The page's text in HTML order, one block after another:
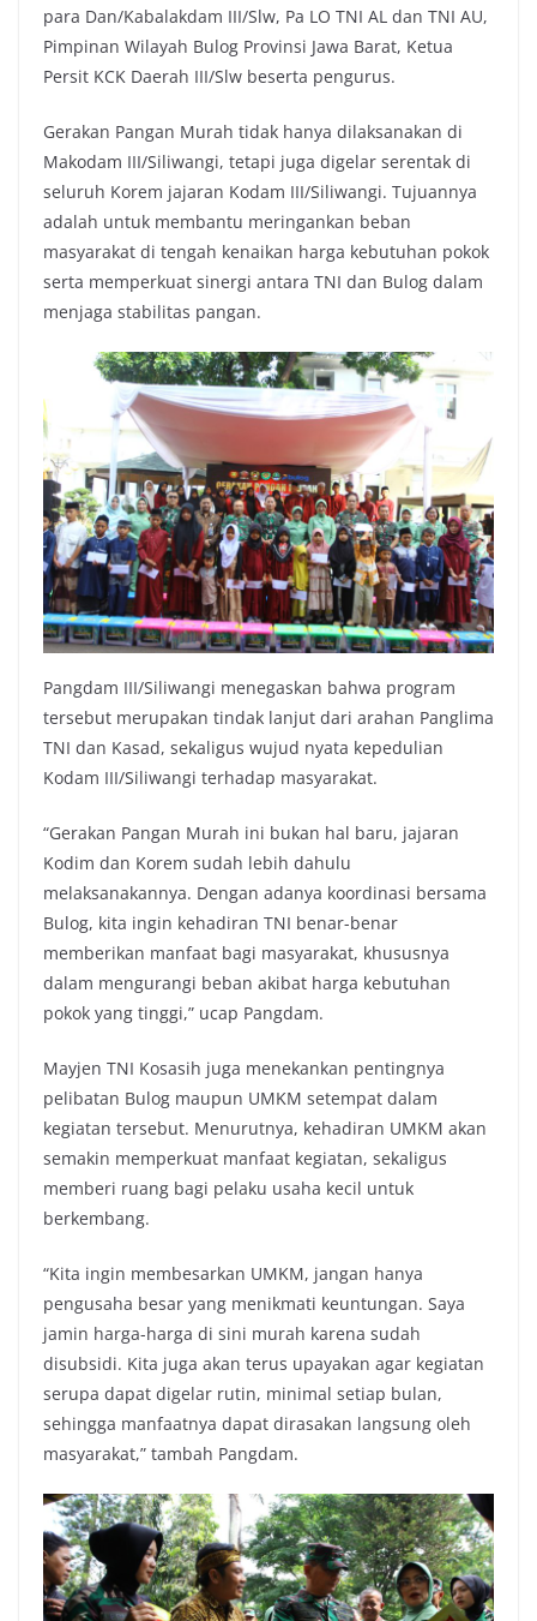
para Dan/Kabalakdam III/Slw, Pa LO TNI AL dan TNI AU,
Pimpinan Wilayah Bulog Provinsi Jawa Barat, Ketua
Persit KCK Daerah III/Slw beserta pengurus.
Gerakan Pangan Murah tidak hanya dilaksanakan di
Makodam III/Siliwangi, tetapi juga digelar serentak di
seluruh Korem jajaran Kodam III/Siliwangi. Tujuannya
adalah untuk membantu meringankan beban
masyarakat di tengah kenaikan harga kebutuhan pokok
serta memperkuat sinergi antara TNI dan Bulog dalam
menjaga stabilitas pangan.
Pangdam III/Siliwangi menegaskan bahwa program
tersebut merupakan tindak lanjut dari arahan Panglima
TNI dan Kasad, sekaligus wujud nyata kepedulian
Kodam III/Siliwangi terhadap masyarakat.
“Gerakan Pangan Murah ini bukan hal baru, jajaran
Kodim dan Korem sudah lebih dahulu
melaksanakannya. Dengan adanya koordinasi bersama
Bulog, kita ingin kehadiran TNI benar-benar
memberikan manfaat bagi masyarakat, khususnya
dalam mengurangi beban akibat harga kebutuhan
pokok yang tinggi,” ucap Pangdam.
Mayjen TNI Kosasih juga menekankan pentingnya
pelibatan Bulog maupun UMKM setempat dalam
kegiatan tersebut. Menurutnya, kehadiran UMKM akan
semakin memperkuat manfaat kegiatan, sekaligus
memberi ruang bagi pelaku usaha kecil untuk
berkembang.
“Kita ingin membesarkan UMKM, jangan hanya
pengusaha besar yang menikmati keuntungan. Saya
jamin harga-harga di sini murah karena sudah
disubsidi. Kita juga akan terus upayakan agar kegiatan
serupa dapat digelar rutin, minimal setiap bulan,
sehingga manfaatnya dapat dirasakan langsung oleh
masyarakat,” tambah Pangdam.